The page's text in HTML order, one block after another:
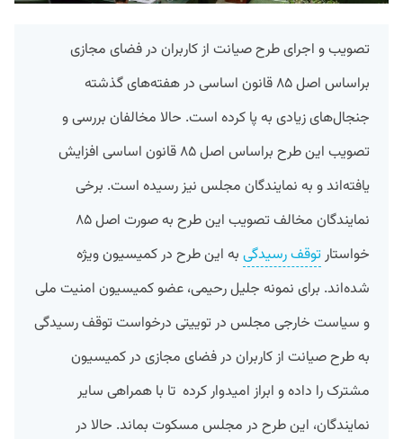
تصویب و اجرای طرح صیانت از کاربران در فضای مجازی
براساس اصل ۸۵ قانون اساسی در هفته‌های گذشته
جنجال‌های زیادی به پا کرده است. حالا مخالفان بررسی و
تصویب این طرح براساس اصل ۸۵ قانون اساسی افزایش
یافته‌اند و به نمایندگان مجلس نیز رسیده است. برخی
نمایندگان مخالف تصویب این طرح به صورت اصل ۸۵
خواستارتوقف رسیدگی به این طرح در کمیسیون ویژه
شده‌اند. برای نمونه جلیل رحیمی، عضو کمیسیون امنیت ملی
و سیاست خارجی مجلس در توییتی درخواست توقف رسیدگی
به طرح صیانت از کاربران در فضای مجازی در کمیسیون
مشترک را داده و ابراز امیدوار کرده تا با همراهی سایر
نمایندگان، این طرح در مجلس مسکوت بماند. حالا در